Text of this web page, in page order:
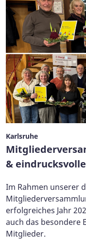
Karlsruhe
&
Im Rahmen unserer
erfolgreiches Jahr
auch das besondere
Mitglieder.